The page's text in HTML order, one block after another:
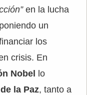
en la lucha
un
los
crisis. En
Nobel lo
la Paz, tanto a